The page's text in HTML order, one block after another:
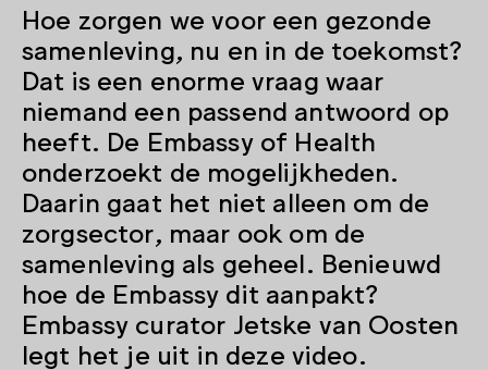
Hoe zorgen we voor een gezonde
samenleving, nu en in de toekomst?
Dat is een enorme vraag waar
niemand een passend antwoord op
heeft. De Embassy of Health
onderzoekt de mogelijkheden.
Daarin gaat het niet alleen om de
zorgsector, maar ook om de
samenleving als geheel. Benieuwd
hoe de Embassy dit aanpakt?
Embassy curator Jetske van Oosten
legt het je uit in deze video.